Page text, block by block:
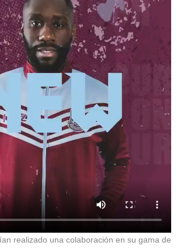
realizado una colaboración en su gama de